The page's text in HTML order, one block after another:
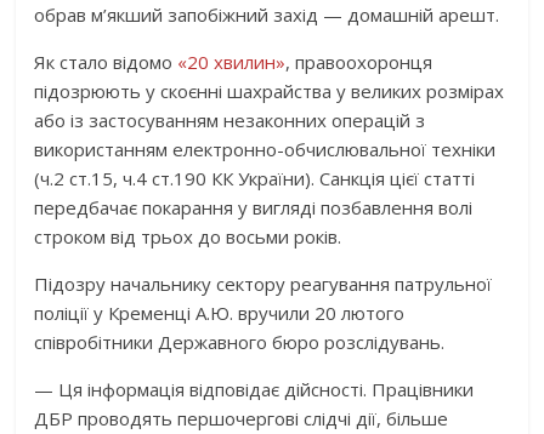
обрав м’якший запобіжний захід — домашній арешт.
Як стало відомо «20 хвилин», правоохоронця
підозрюють у скоєнні шахрайства у великих розмірах
або із застосуванням незаконних операцій з
використанням електронно-обчислювальної техніки
(ч.2 ст.15, ч.4 ст.190 КК України). Санкція цієї статті
передбачає покарання у вигляді позбавлення волі
строком від трьох до восьми років.
Підозру начальнику сектору реагування патрульної
поліції у Кременці А.Ю. вручили 20 лютого
співробітники Державного бюро розслідувань.
— Ця інформація відповідає дійсності. Працівники
ДБР проводять першочергові слідчі дії, більше